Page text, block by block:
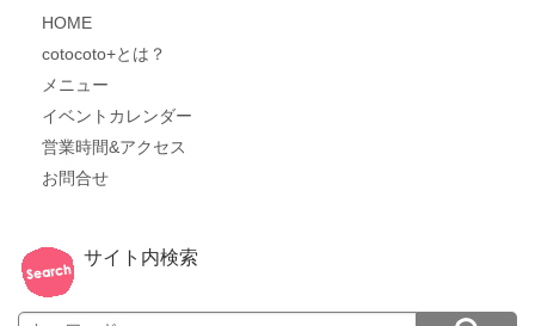
HOME
cotocoto+とは？
メニュー
イベントカレンダー
営業時間&アクセス
お問合せ
サイト内検索
Search